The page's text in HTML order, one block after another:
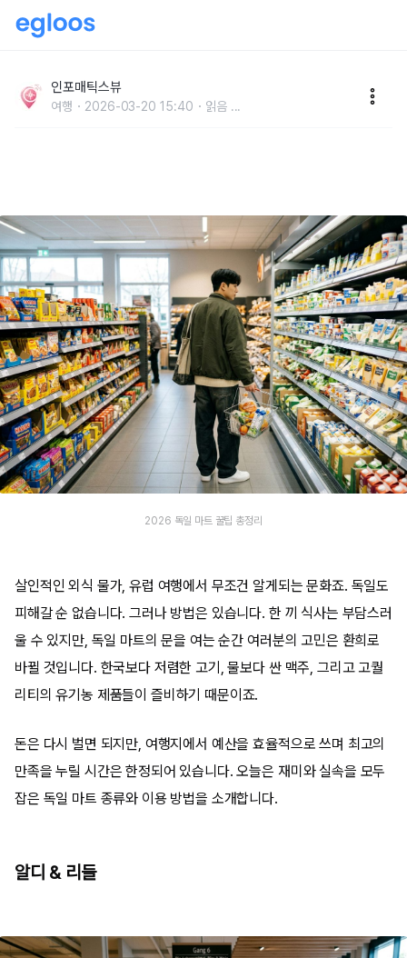
비 아끼는 사람이 꼭 들르는 꿀잼 코스
인포매틱스뷰
여행 2026-03-20 15:40 읽음 ...
2026 독일 마트 꿀팁 총정리
살인적인 외식 물가, 유럽 여행에서 무조건 알게되는 문화죠. 독일도
피해갈 순 없습니다. 그러나 방법은 있습니다. 한 끼 식사는 부담스러
울 수 있지만, 독일 마트의 문을 여는 순간 여러분의 고민은 환희로
바뀔 것입니다. 한국보다 저렴한 고기, 물보다 싼 맥주, 그리고 고퀄
리티의 유기농 제품들이 즐비하기 때문이죠.
돈은 다시 벌면 되지만, 여행지에서 예산을 효율적으로 쓰며 최고의
만족을 누릴 시간은 한정되어 있습니다. 오늘은 재미와 실속을 모두
잡은 독일 마트 종류와 이용 방법을 소개합니다.
알디 & 리들